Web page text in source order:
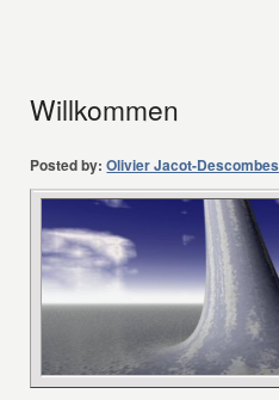
Willkommen
Posted by: Olivier Jacot-Descombes